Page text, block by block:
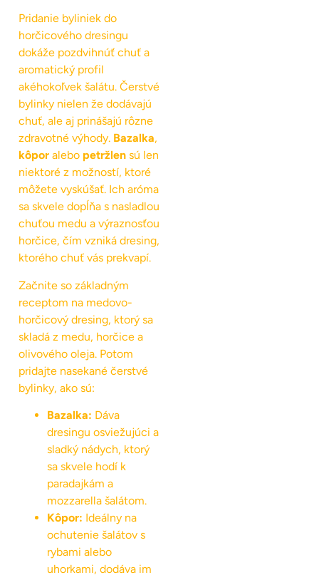
Pridanie byliniek do
horčicového dresingu
dokáže pozdvihnúť chuť a
aromatický profil
akéhokoľvek šalátu. Čerstvé
bylinky nielen že dodávajú
chuť, ale aj prinášajú rôzne
zdravotné výhody. Bazalka,
kôpor alebo petržlen sú len
niektoré z možností, ktoré
môžete vyskúšať. Ich aróma
sa skvele dopĺňa s nasladlou
chuťou medu a výraznosťou
horčice, čím vzniká dresing,
ktorého chuť vás prekvapí.
Začnite so základným
receptom na medovo-
horčicový dresing, ktorý sa
skladá z medu, horčice a
olivového oleja. Potom
pridajte nasekané čerstvé
bylinky, ako sú:
Bazalka: Dáva
dresingu osviežujúci a
sladký nádych, ktorý
sa skvele hodí k
paradajkám a
mozzarella šalátom.
Kôpor: Ideálny na
ochutenie šalátov s
rybami alebo
uhorkami, dodáva im